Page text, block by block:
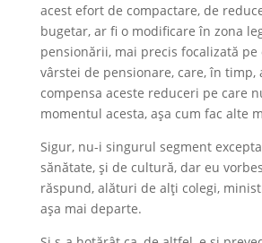
acest efort de compactare, de
bugetar, ar fi o modificare în zona
pensionării, mai precis focalizată pe
vârstei de pensionare, care, în timp,
compensa aceste reduceri pe care
momentul acesta, așa cum fac alte
Sigur, nu-i singurul segment
sănătate, și de cultură, dar eu
răspund, alături de alți colegi,
așa mai departe.